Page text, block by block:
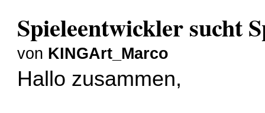
Spieleentwickler sucht
von KINGArt_Marco
Hallo zusammen,